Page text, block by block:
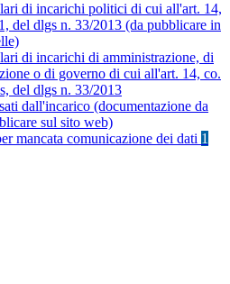
di incarichi politici di cui all'art. 14,
del dlgs n. 33/2013 (da pubblicare in
di incarichi di amministrazione, di
o di governo di cui all'art. 14, co.
del dlgs n. 33/2013
dall'incarico (documentazione da
sul sito web)
mancata comunicazione dei dati 1